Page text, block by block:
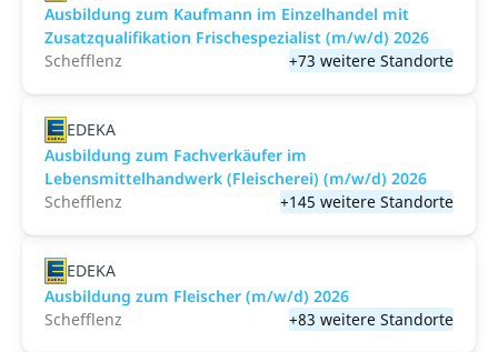
Ausbildung zum Kaufmann im Einzelhandel mit
Zusatzqualifikation Frischespezialist (m/w/d) 2026
Schefflenz
+73 weitere Standorte
EDEKA
Ausbildung zum Fachverkäufer im
Lebensmittelhandwerk (Fleischerei) (m/w/d) 2026
Schefflenz
+145 weitere Standorte
EDEKA
Ausbildung zum Fleischer (m/w/d) 2026
Schefflenz
+83 weitere Standorte